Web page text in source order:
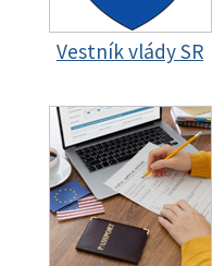
Vestník vlády SR